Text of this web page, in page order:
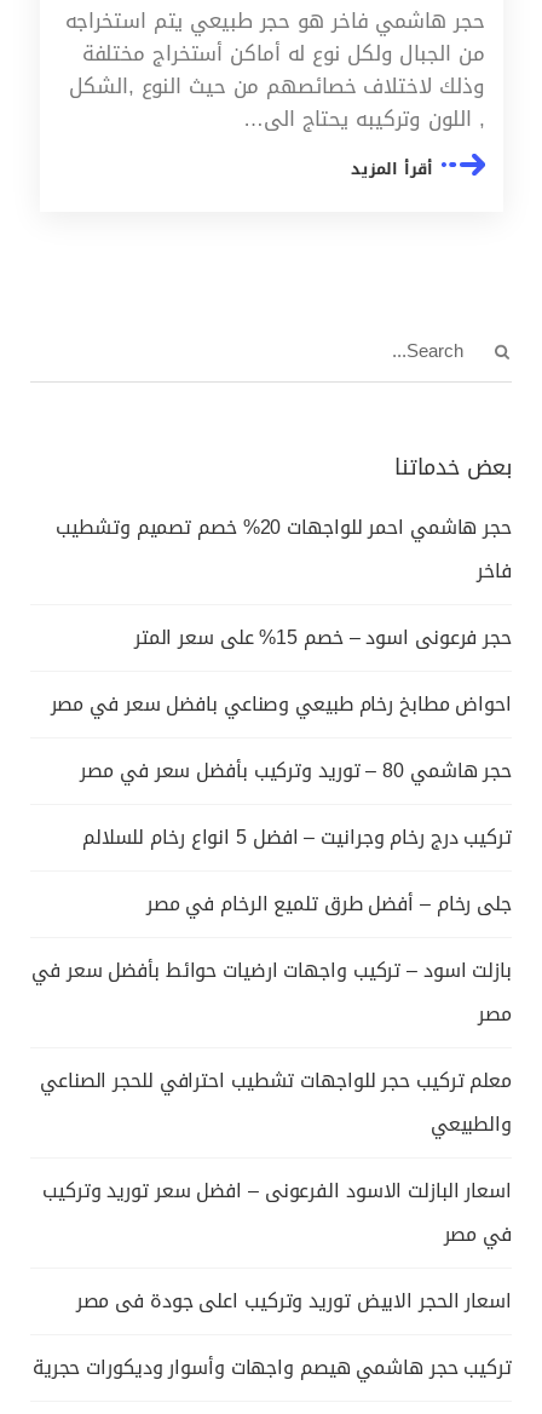
حجر هاشمي فاخر هو حجر طبيعي يتم استخراجه
من الجبال ولكل نوع له أماكن أستخراج مختلفة
وذلك لاختلاف خصائصهم من حيث النوع ,الشكل
, اللون وتركيبه يحتاج الى…
أقرأ المزيد
بعض خدماتنا
حجر هاشمي احمر للواجهات 20% خصم تصميم وتشطيب
فاخر
حجر فرعونى اسود – خصم 15% على سعر المتر
احواض مطابخ رخام طبيعي وصناعي بافضل سعر في مصر
حجر هاشمي 80 – توريد وتركيب بأفضل سعر في مصر
تركيب درج رخام وجرانيت – افضل 5 انواع رخام للسلالم
جلى رخام – أفضل طرق تلميع الرخام في مصر
بازلت اسود – تركيب واجهات ارضيات حوائط بأفضل سعر في
مصر
معلم تركيب حجر للواجهات تشطيب احترافي للحجر الصناعي
والطبيعي
اسعار البازلت الاسود الفرعونى – افضل سعر توريد وتركيب
في مصر
اسعار الحجر الابيض توريد وتركيب اعلى جودة فى مصر
تركيب حجر هاشمي هيصم واجهات وأسوار وديكورات حجرية